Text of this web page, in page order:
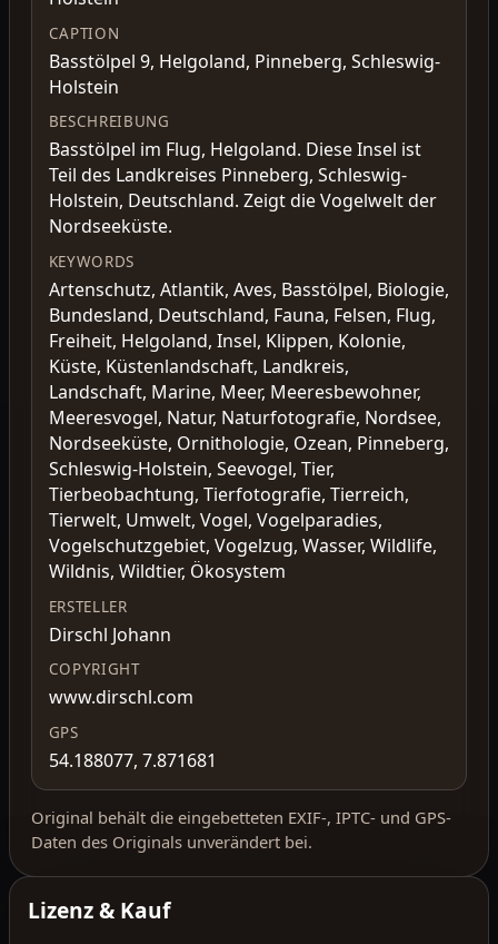
CAPTION
Basstölpel 9, Helgoland, Pinneberg, Schleswig-
Holstein
BESCHREIBUNG
Basstölpel im Flug, Helgoland. Diese Insel ist
Teil des Landkreises Pinneberg, Schleswig-
Holstein, Deutschland. Zeigt die Vogelwelt der
Nordseeküste.
KEYWORDS
Artenschutz, Atlantik, Aves, Basstölpel, Biologie,
Bundesland, Deutschland, Fauna, Felsen, Flug,
Freiheit, Helgoland, Insel, Klippen, Kolonie,
Küste, Küstenlandschaft, Landkreis,
Landschaft, Marine, Meer, Meeresbewohner,
Meeresvogel, Natur, Naturfotografie, Nordsee,
Nordseeküste, Ornithologie, Ozean, Pinneberg,
Schleswig-Holstein, Seevogel, Tier,
Tierbeobachtung, Tierfotografie, Tierreich,
Tierwelt, Umwelt, Vogel, Vogelparadies,
Vogelschutzgebiet, Vogelzug, Wasser, Wildlife,
Wildnis, Wildtier, Ökosystem
ERSTELLER
Dirschl Johann
COPYRIGHT
www.dirschl.com
GPS
54.188077, 7.871681
Original behält die eingebetteten EXIF-, IPTC- und GPS-
Daten des Originals unverändert bei.
Lizenz & Kauf